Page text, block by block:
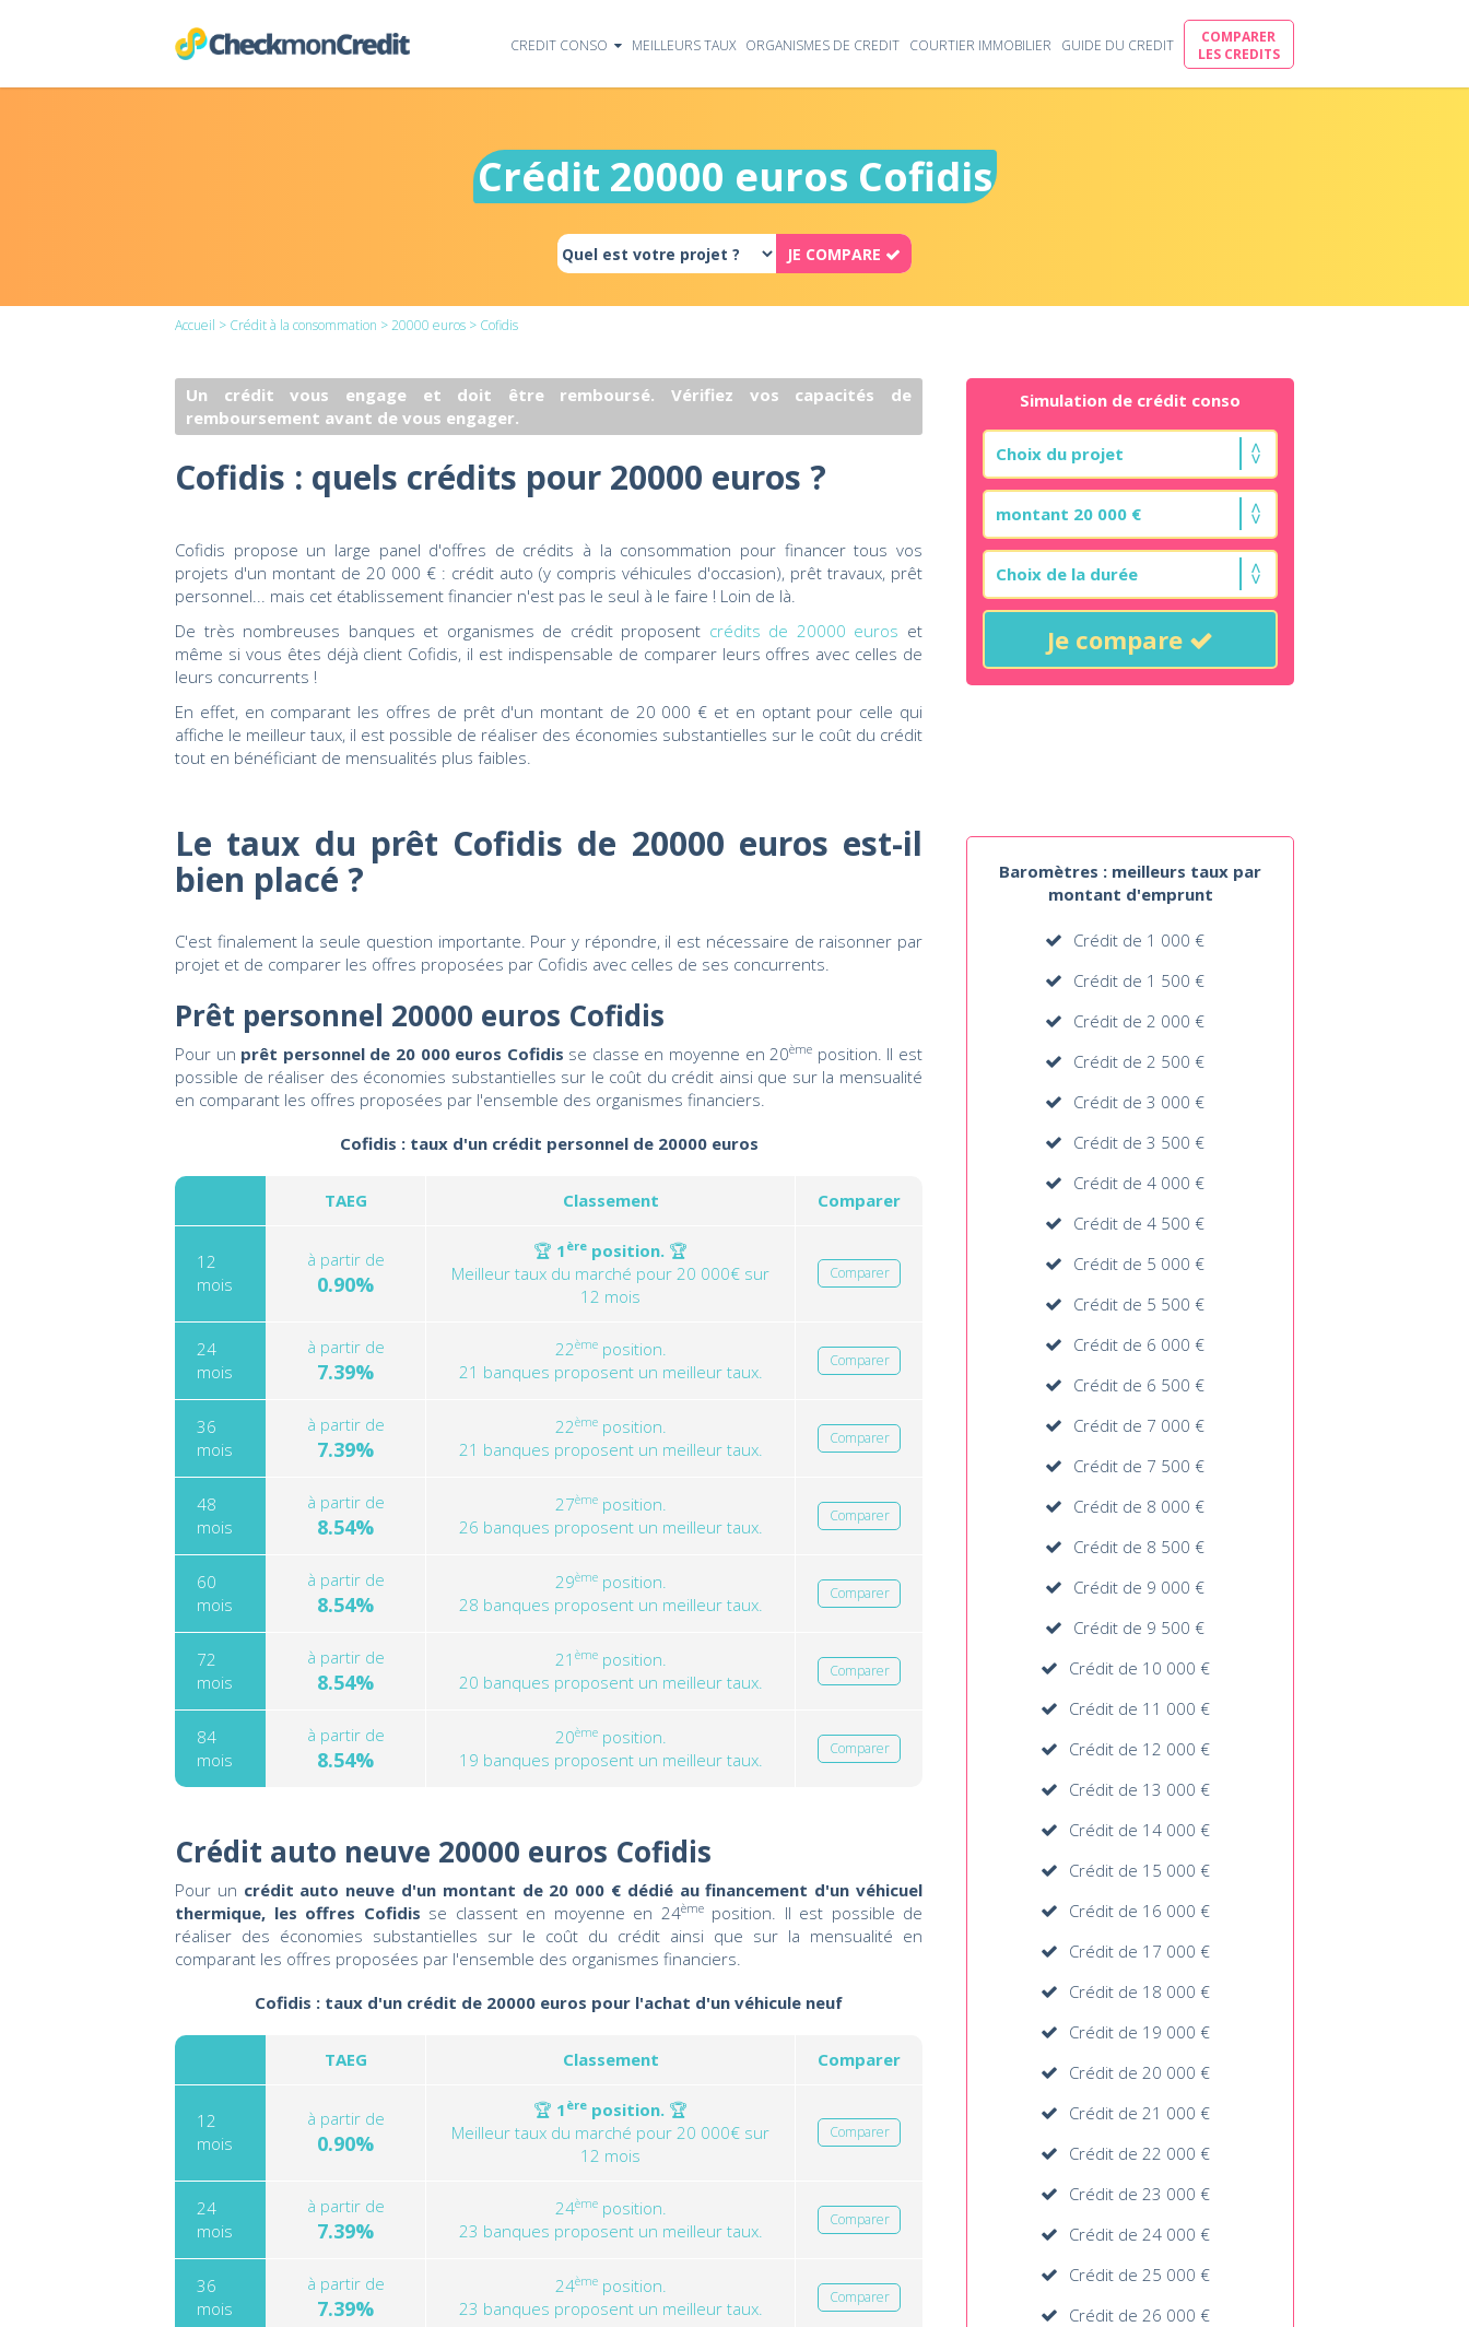
CREDIT CONSO MEILLEURS TAUX ORGANISMES DE CREDIT COURTIER IMMOBILIER GUIDE DU CREDIT
COMPARER
LES CREDITS
Crédit 20000 euros Cofidis
JE COMPARE
Accueil > Crédit à la consommation >20000 euros > Cofidis
Un crédit vous engage et doit être remboursé. Vérifiez vos capacités de
remboursement avant de vous engager.
Cofidis : quels crédits pour 20000 euros ?
Cofidis propose un large panel d'offres de crédits à la consommation pour financer tous vos
projets d'un montant de 20 000 € : crédit auto (y compris véhicules d'occasion), prêt travaux, prêt
personnel... mais cet établissement financier n'est pas le seul à le faire ! Loin de là.
De très nombreuses banques et organismes de crédit proposent crédits de 20000 euros et
même si vous êtes déjà client Cofidis, il est indispensable de comparer leurs offres avec celles de
leurs concurrents !
En effet, en comparant les offres de prêt d'un montant de 20 000 € et en optant pour celle qui
affiche le meilleur taux, il est possible de réaliser des économies substantielles sur le coût du crédit
tout en bénéficiant de mensualités plus faibles.
Simulation de crédit conso
Je compare
Le taux du prêt Cofidis de 20000 euros est-il
bien placé ?
C'est finalement la seule question importante. Pour y répondre, il est nécessaire de raisonner par
projet et de comparer les offres proposées par Cofidis avec celles de ses concurrents.
Prêt personnel 20000 euros Cofidis
Pour un prêt personnel de 20 000 euros Cofidis se classe en moyenne en 20ème position. Il est
possible de réaliser des économies substantielles sur le coût du crédit ainsi que sur la mensualité
en comparant les offres proposées par l'ensemble des organismes financiers.
Cofidis : taux d'un crédit personnel de 20000 euros
TAEG Classement Comparer
12
mois
à partir de
0.90%
🏆 1 ère position. 🏆
Meilleur taux du marché pour 20 000€ sur
12 mois
Comparer
24
mois
à partir de
7.39%
22èmeposition.
21 banques proposent un meilleur taux.
Comparer
36
mois
à partir de
7.39%
22èmeposition.
21 banques proposent un meilleur taux.
Comparer
48
mois
à partir de
8.54%
27èmeposition.
26 banques proposent un meilleur taux.
Comparer
60
mois
à partir de
8.54%
29èmeposition.
28 banques proposent un meilleur taux.
Comparer
72
mois
à partir de
8.54%
21 èmeposition.
20 banques proposent un meilleur taux.
Comparer
84
mois
à partir de
8.54%
20èmeposition.
19 banques proposent un meilleur taux.
Comparer
Crédit auto neuve 20000 euros Cofidis
Pour un crédit auto neuve d'un montant de 20 000 € dédié au financement d'un véhicuel
thermique, les offres Cofidis se classent en moyenne en 24èmeposition. Il est possible de
réaliser des économies substantielles sur le coût du crédit ainsi que sur la mensualité en
comparant les offres proposées par l'ensemble des organismes financiers.
Cofidis : taux d'un crédit de 20000 euros pour l'achat d'un véhicule neuf
TAEG Classement Comparer
12
mois
à partir de
0.90%
🏆 1 ère position. 🏆
Meilleur taux du marché pour 20 000€ sur
12 mois
Comparer
24
mois
à partir de
7.39%
24èmeposition.
23 banques proposent un meilleur taux.
Comparer
36
mois
à partir de
7.39%
24èmeposition.
23 banques proposent un meilleur taux.
Comparer
Baromètres : meilleurs taux par
montant d'emprunt
Crédit de 1 000 €
Crédit de 1 500 €
Crédit de 2 000 €
Crédit de 2 500 €
Crédit de 3 000 €
Crédit de 3 500 €
Crédit de 4 000 €
Crédit de 4 500 €
Crédit de 5 000 €
Crédit de 5 500 €
Crédit de 6 000 €
Crédit de 6 500 €
Crédit de 7 000 €
Crédit de 7 500 €
Crédit de 8 000 €
Crédit de 8 500 €
Crédit de 9 000 €
Crédit de 9 500 €
Crédit de 10 000 €
Crédit de 11 000 €
Crédit de 12 000 €
Crédit de 13 000 €
Crédit de 14 000 €
Crédit de 15 000 €
Crédit de 16 000 €
Crédit de 17 000 €
Crédit de 18 000 €
Crédit de 19 000 €
Crédit de 20 000 €
Crédit de 21 000 €
Crédit de 22 000 €
Crédit de 23 000 €
Crédit de 24 000 €
Crédit de 25 000 €
Crédit de 26 000 €